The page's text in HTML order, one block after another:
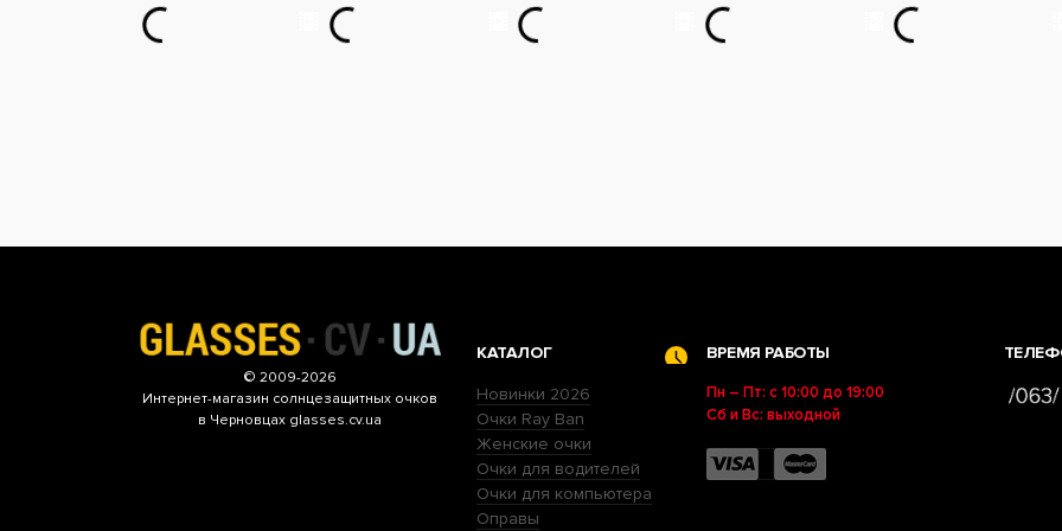
© 2009-2026
Интернет-магазин солнцезащитных очков
в Черновцах glasses.cv.ua
КАТАЛОГ
Новинки 2026
Очки Ray Ban
Женские очки
Очки для водителей
Очки для компьютера
Оправы
ВРЕМЯ РАБОТЫ
Пн – Пт: с 10:00 до 19:00
Сб и Вс: выходной